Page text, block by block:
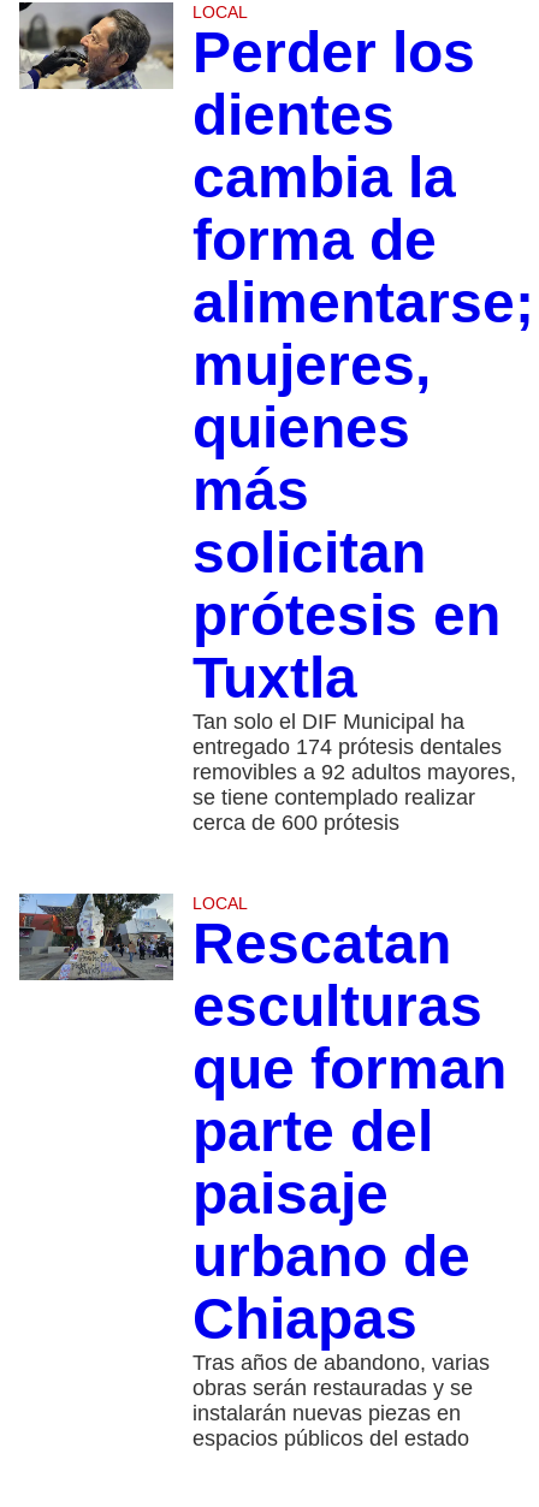
LOCAL
Perder los
dientes
cambia la
forma de
alimentarse;
mujeres,
quienes
más
solicitan
prótesis en
Tuxtla
Tan solo el DIF Municipal ha
entregado 174 prótesis dentales
removibles a 92 adultos mayores,
se tiene contemplado realizar
cerca de 600 prótesis
LOCAL
Rescatan
esculturas
que forman
parte del
paisaje
urbano de
Chiapas
Tras años de abandono, varias
obras serán restauradas y se
instalarán nuevas piezas en
espacios públicos del estado